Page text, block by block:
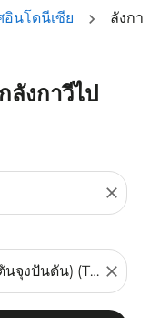
อินโดนีเซีย
ลังกา
งกาวีไป
close
close
ละ/หรือปลายทาง) หรื